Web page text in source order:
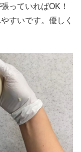
っていればOK！
すいです。優しく